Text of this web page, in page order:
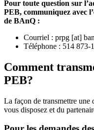
Pour toute question sur
PEB, communiquez avec
de BAnQ :
Courriel : prpg [at]
Téléphone : 514 873-
Comment
PEB?
La façon de transmettre une
vous disposez et du